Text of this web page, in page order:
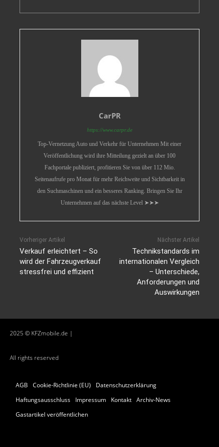
CarPR
https://www.carpr.de
Top-Vernetzung Auto und Verkehr für Unternehmen Mit einer
Veröffentlichung wird ihre Mitteilung gezielt an über 100
Fachportale publiziert, profitieren Sie von über 112 Mio.
Seitenaufrufe pro Monat für mehr Reichweite und Sichtbarkeit in
den Suchmaschinen und ein besseres Ranking. Bringen Sie Ihr
Unternehmen auf das nächste Level ➤➤➤
Vorheriger Artikel
Verkauf erleichtert – So
wird der Fahrzeugverkauf
stressfrei und effizient
Nächster Artikel
Technikstandards im
internationalen Vergleich
– Unterschiede,
Anforderungen und
Auswirkungen
2025 © KFZmobile.de |
All rights reserved
AGB Cookie-Richtlinie (EU)
Datenschutzerklärung
Haftungsausschluss
Impressum Kontakt Archiv-News
Gastartikel veröffentlichen